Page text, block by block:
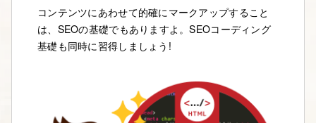
コンテンツにあわせて的確にマークアップすること
は、SEOの基礎でもありますよ。SEOコーディング
基礎も同時に習得しましょう!